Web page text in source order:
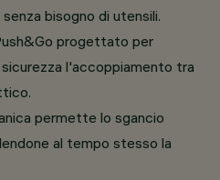
bisogno di utensili.
progettato per
l'accoppiamento tra
permette lo sgancio
al tempo stesso la